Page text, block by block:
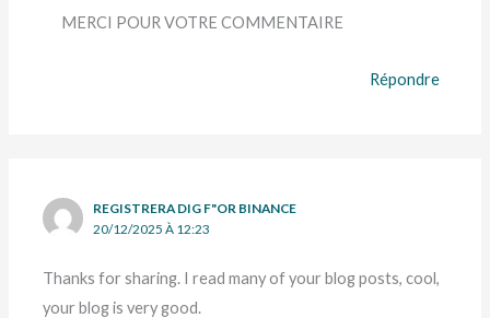
MERCI POUR VOTRE COMMENTAIRE
Répondre
REGISTRERA DIG F"OR BINANCE
20/12/2025 À 12:23
Thanks for sharing. I read many of your blog posts, cool,
your blog is very good.